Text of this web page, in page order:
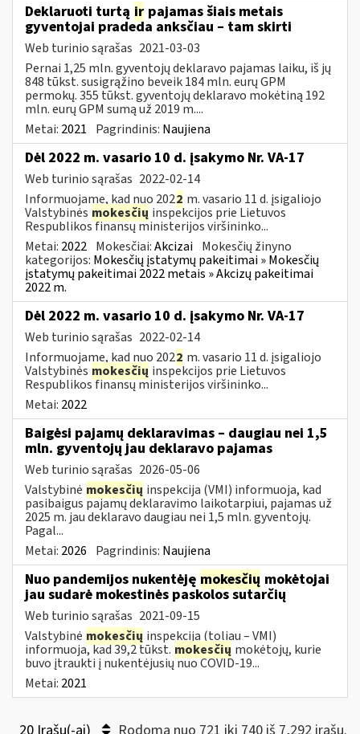
Deklaruoti turtą ir pajamas šiais metais
gyventojai pradeda anksčiau – tam skirti
Web turinio sąrašas 2021-03-03
Pernai 1,25 mln. gyventojų deklaravo pajamas laiku, iš jų
848 tūkst. susigrąžino beveik 184 mln. eurų GPM
permokų. 355 tūkst. gyventojų deklaravo mokėtiną 192
mln. eurų GPM sumą už 2019 m....
Metai: 2021 Pagrindinis: Naujiena
Dėl 2022 m. vasario 10 d. įsakymo Nr. VA-17
Web turinio sąrašas 2022-02-14
Informuojame, kad nuo 2022 m. vasario 11 d. įsigaliojo
Valstybinės mokesčių inspekcijos prie Lietuvos
Respublikos finansų ministerijos viršininko...
Metai: 2022 Mokesčiai:Akcizai Mokesčių žinyno
kategorijos: Mokesčių įstatymų pakeitimai » Mokesčių
įstatymų pakeitimai 2022 metais » Akcizų pakeitimai
2022 m.
Dėl 2022 m. vasario 10 d. įsakymo Nr. VA-17
Web turinio sąrašas 2022-02-14
Informuojame, kad nuo 2022 m. vasario 11 d. įsigaliojo
Valstybinės mokesčių inspekcijos prie Lietuvos
Respublikos finansų ministerijos viršininko...
Metai: 2022
Baigėsi pajamų deklaravimas – daugiau nei 1,5
mln. gyventojų jau deklaravo pajamas
Web turinio sąrašas 2026-05-06
Valstybinė mokesčių inspekcija (VMI) informuoja, kad
pasibaigus pajamų deklaravimo laikotarpiui, pajamas už
2025 m. jau deklaravo daugiau nei 1,5 mln. gyventojų.
Pagal...
Metai: 2026 Pagrindinis: Naujiena
Nuo pandemijos nukentėję mokesčių mokėtojai
jau sudarė mokestinės paskolos sutarčių
Web turinio sąrašas 2021-09-15
Valstybinė mokesčių inspekcija (toliau – VMI)
informuoja, kad 39,2 tūkst. mokesčių mokėtojų, kurie
buvo įtraukti į nukentėjusių nuo COVID-19...
Metai: 2021
20 Įrašų(-ai) Rodoma nuo 721 iki 740 iš 7,292 irašų.